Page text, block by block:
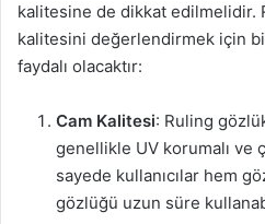
kalitesine de dikkat edilmelidir.
kalitesini değerlendirmek için
faydalı olacaktır:
Cam Kalitesi: Ruling
genellikle UV korumalı ve
sayede kullanıcılar hem
gözlüğü uzun süre